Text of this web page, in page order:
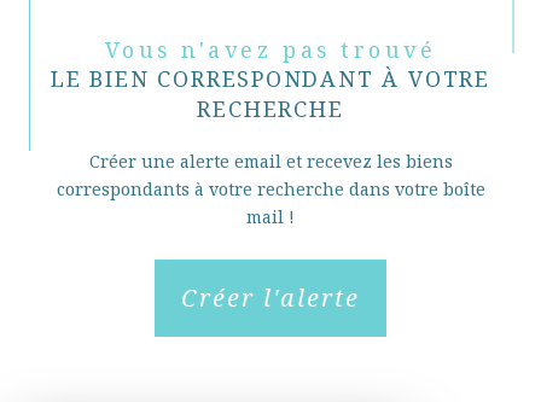
Vous n'avez pas trouvé
LE BIEN CORRESPONDANT À VOTRE
RECHERCHE
Créer une alerte email et recevez les biens
correspondants à votre recherche dans votre boîte
mail !
Créer l'alerte